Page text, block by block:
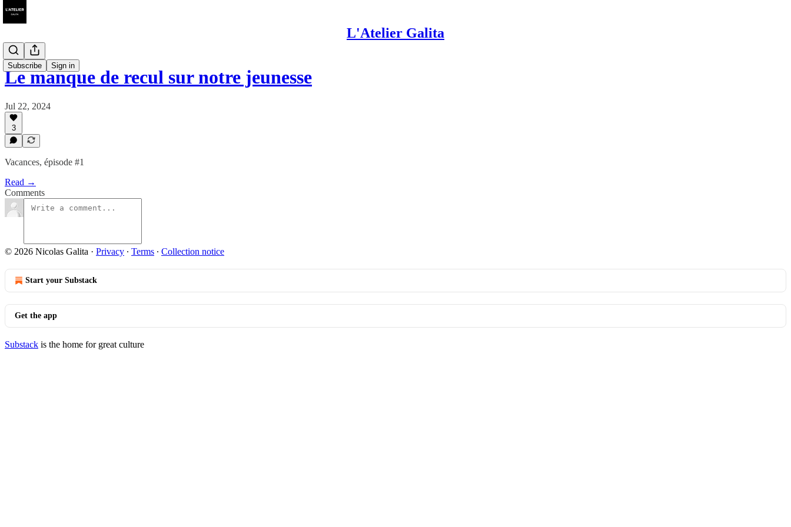
L'Atelier Galita
Subscribe Sign in
Le manque de recul sur notre jeunesse
Jul 22, 2024
3
Vacances, épisode #1
Read →
Comments
© 2026 Nicolas Galita · Privacy ∙ Terms ∙ Collection notice
Start your Substack
Get the app
Substack is the home for great culture